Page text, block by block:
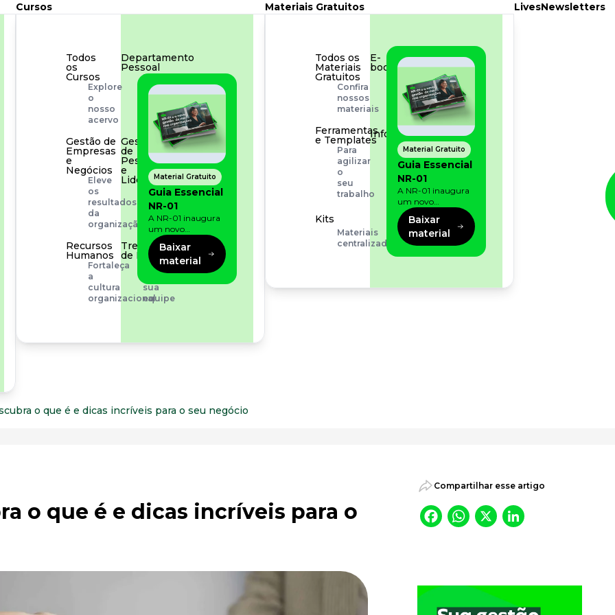
Cursos
Todos
os
Cursos
Explore
o
nosso
acervo
Departamento
Pessoal
Para
simplificar
processos
Gestão de
Empresas
e
Negócios
Eleve
os
resultados
da
organização
Gestão
de
Pessoas
e
Liderança
Capacitação
com
especialistas
Recursos
Humanos
Fortaleça
a
cultura
organizacional
Treinamento
de Produto
Desenvolva
sua
equipe
Material Gratuito
Guia Essencial
NR-01
A NR-01 inaugura
um novo
momento na
prevenção de riscos:
agora, além dos
fatores físicos e
operacionais, as
empresas precisam
olhar também
Baixar
material
Materiais Gratuitos
Todos os
Materiais
Gratuitos
Confira
nossos
materiais
E-
book
Aprofunde
seu
conhecimento
Ferramentas
e Templates
Para
agilizar
o
seu
trabalho
Infográfico
Conteúdo
prático
rápido
Kits
Materiais
centralizados
Material Gratuito
Guia Essencial
NR-01
A NR-01 inaugura
um novo
momento na
prevenção de riscos:
agora, além dos
fatores físicos e
operacionais, as
para os riscos
Baixar
material
LivesNewsletters
o que é e dicas incríveis para o seu negócio
o que é e dicas incríveis para o
Compartilhar esse artigo
Facebook
WhatsApp
X